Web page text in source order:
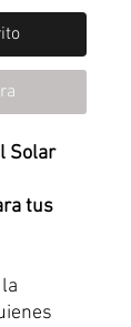
Solar
tus